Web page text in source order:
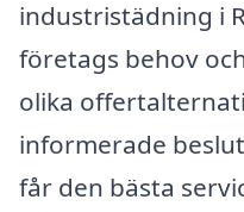
industristädning i
företags behov
olika
informerade
får den bästa